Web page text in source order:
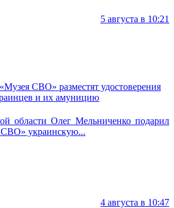
5 августа в 10:21
СВО» разместят удостоверения
и их амуницию
области Олег Мельниченко подарил
украинскую...
4 августа в 10:47